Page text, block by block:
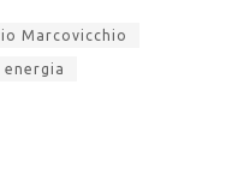
Marcovicchio
energia